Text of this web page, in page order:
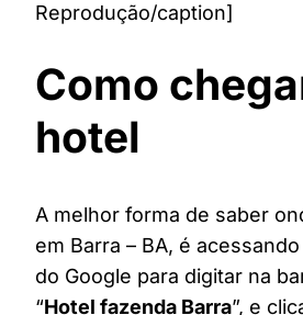
Reprodução/caption]
Como
hotel
A melhor forma de saber
em Barra – BA, é
do Google para digitar na
“Hotel fazenda Barra”, e